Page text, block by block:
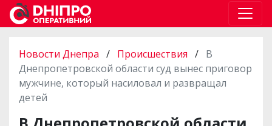
Новости Днепра / Происшествия / В
Днепропетровской области суд вынес приговор
мужчине, который насиловал и развращал
детей